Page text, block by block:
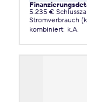
5.235 €
Stromverbrauch
kombiniert: k.A.